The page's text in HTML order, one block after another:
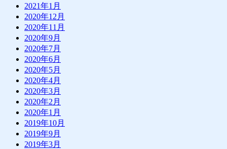
2021年1月
2020年12月
2020年11月
2020年9月
2020年7月
2020年6月
2020年5月
2020年4月
2020年3月
2020年2月
2020年1月
2019年10月
2019年9月
2019年3月